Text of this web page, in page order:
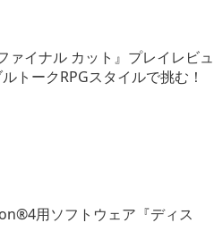
用ソフトウェア『ディス